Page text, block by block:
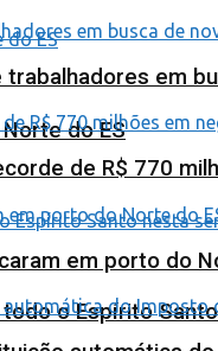
do ES
o Espírito
em
de R$ 770
em porto do